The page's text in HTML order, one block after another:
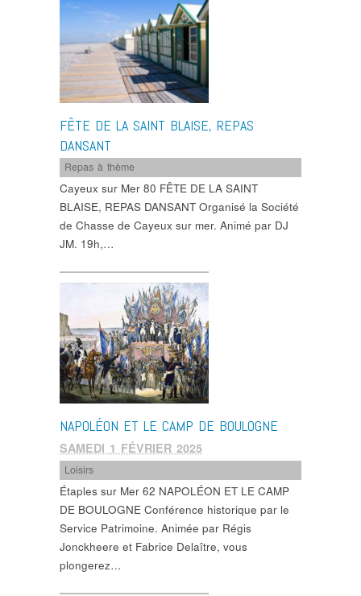
FÊTE DE LA SAINT BLAISE, REPAS
DANSANT
Repas à thème
Cayeux sur Mer 80 FÊTE DE LA SAINT
BLAISE, REPAS DANSANT Organisé la Société
de Chasse de Cayeux sur mer. Animé par DJ
JM. 19h,…
NAPOLÉON ET LE CAMP DE BOULOGNE
SAMEDI 1 FÉVRIER 2025
Loisirs
Étaples sur Mer 62 NAPOLÉON ET LE CAMP
DE BOULOGNE Conférence historique par le
Service Patrimoine. Animée par Régis
Jonckheere et Fabrice Delaître, vous
plongerez…